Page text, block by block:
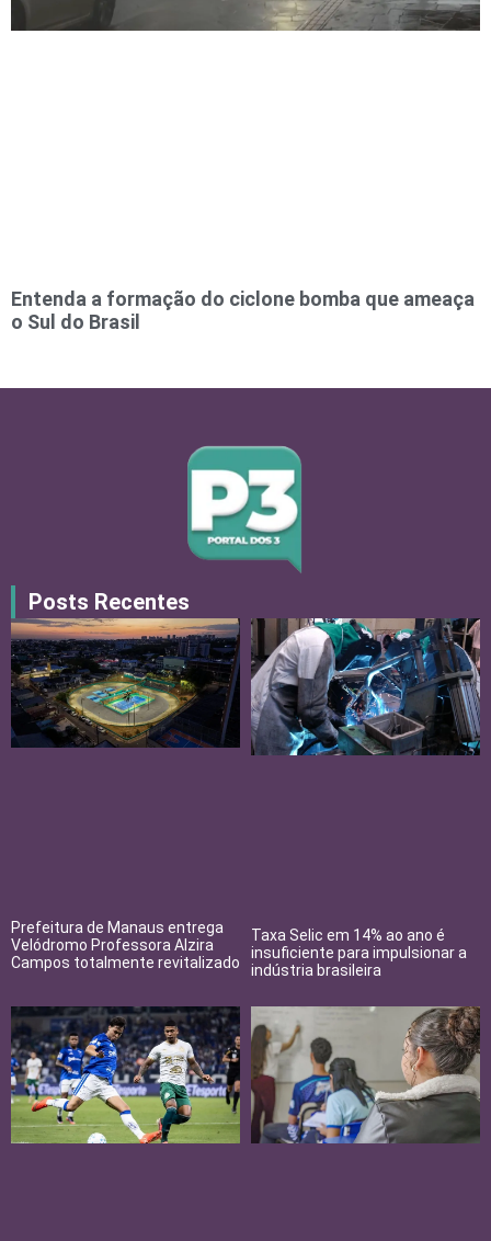
Entenda a formação do ciclone bomba que ameaça
o Sul do Brasil
Posts Recentes
Prefeitura de Manaus entrega
Velódromo Professora Alzira
Campos totalmente revitalizado
Taxa Selic em 14% ao ano é
insuficiente para impulsionar a
indústria brasileira